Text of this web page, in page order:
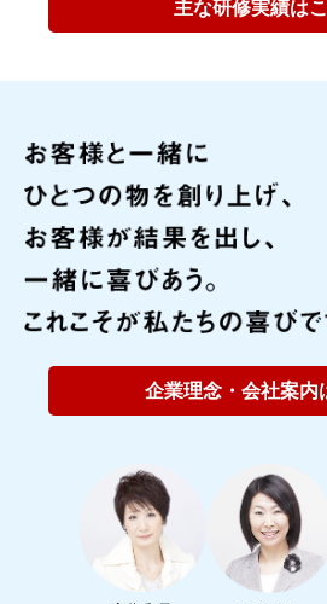
主な研修実績は
企業理念・会社案内